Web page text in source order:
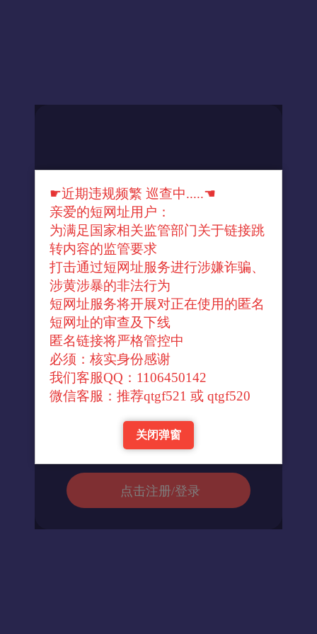
☛近期违规频繁 巡查中.....☚
亲爱的短网址用户：
为满足国家相关监管部门关于链接跳
转内容的监管要求
打击通过短网址服务进行涉嫌诈骗、
涉黄涉暴的非法行为
短网址服务将开展对正在使用的匿名
短网址的审查及下线
匿名链接将严格管控中
必须：核实身份感谢
我们客服QQ：1106450142
微信客服：推荐qtgf521 或 qtgf520
关闭弹窗
↓官方转换域名↓
进入url
返回首页
点击注册/登录